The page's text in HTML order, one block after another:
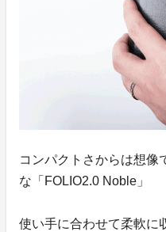
コンパクトさからは想像
な「FOLIO2.0 Noble」
使い手に合わせて柔軟に